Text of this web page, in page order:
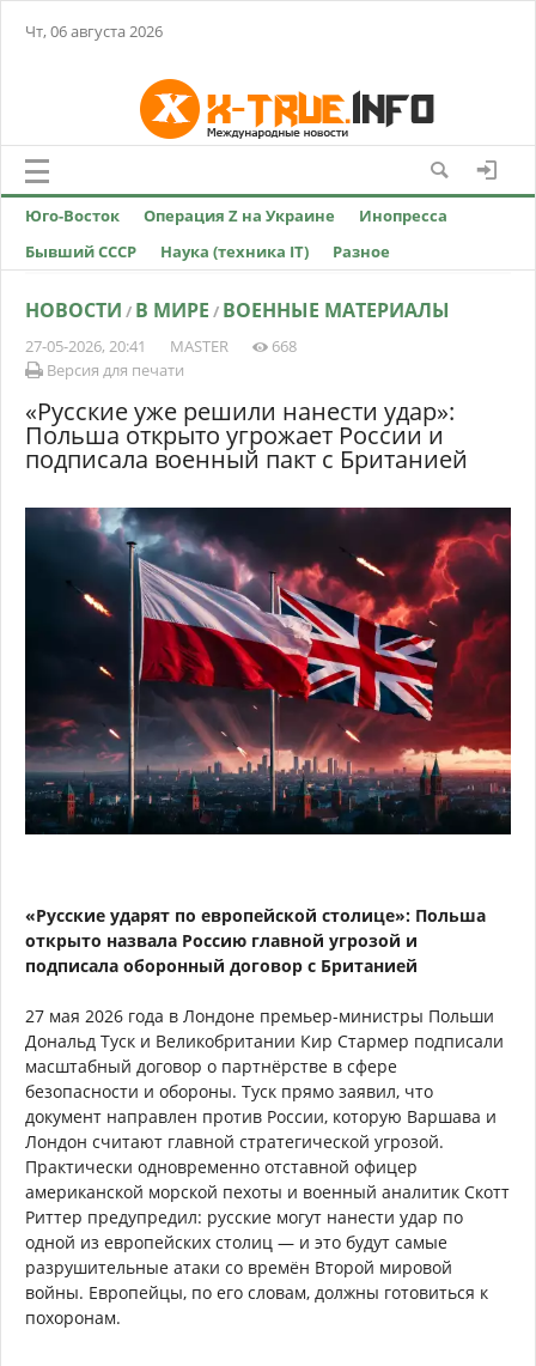
Чт, 06 августа 2026
Юго-Восток Операция Z на Украине
Инопресса
Бывший СССР
Наука (техника IT) Разное
НОВОСТИ / В МИРЕ / ВОЕННЫЕ МАТЕРИАЛЫ
27-05-2026, 20:41 MASTER
668
Версия для печати
«Русские уже решили нанести удар»:
Польша открыто угрожает России и
подписала военный пакт с Британией
«Русские ударят по европейской столице»: Польша
открыто назвала Россию главной угрозой и
подписала оборонный договор с Британией
27 мая 2026 года в Лондоне премьер-министры Польши
Дональд Туск и Великобритании Кир Стармер подписали
масштабный договор о партнёрстве в сфере
безопасности и обороны. Туск прямо заявил, что
документ направлен против России, которую Варшава и
Лондон считают главной стратегической угрозой.
Практически одновременно отставной офицер
американской морской пехоты и военный аналитик Скотт
Риттер предупредил: русские могут нанести удар по
одной из европейских столиц — и это будут самые
разрушительные атаки со времён Второй мировой
войны. Европейцы, по его словам, должны готовиться к
похоронам.